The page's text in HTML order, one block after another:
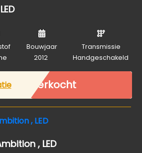
Bouwjaar
2012
Transmissie
Handgeschakeld
Verkocht
, LED